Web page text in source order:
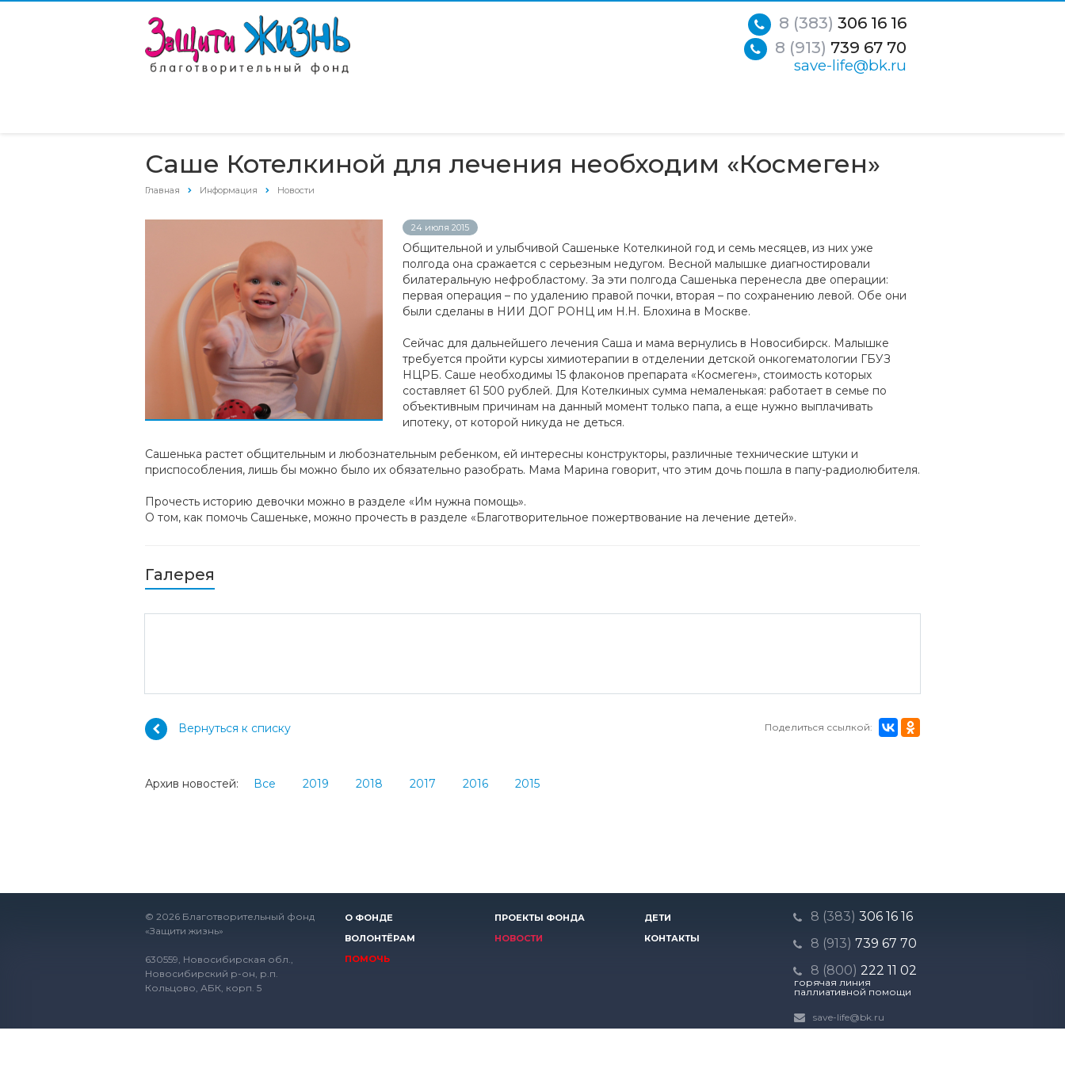
8 (383) 306 16 16
8 (913) 739 67 70
save-life@bk.ru
Саше Котелкиной для лечения необходим «Космеген»
Главная Информация Новости
24 июля 2015
Общительной и улыбчивой Сашеньке Котелкиной год и семь месяцев, из них уже
полгода она сражается с серьезным недугом. Весной малышке диагностировали
билатеральную нефробластому. За эти полгода Сашенька перенесла две операции:
первая операция – по удалению правой почки, вторая – по сохранению левой. Обе они
были сделаны в НИИ ДОГ РОНЦ им Н.Н. Блохина в Москве.
Сейчас для дальнейшего лечения Саша и мама вернулись в Новосибирск. Малышке
требуется пройти курсы химиотерапии в отделении детской онкогематологии ГБУЗ
НЦРБ. Саше необходимы 15 флаконов препарата «Космеген», стоимость которых
составляет 61 500 рублей. Для Котелкиных сумма немаленькая: работает в семье по
объективным причинам на данный момент только папа, а еще нужно выплачивать
ипотеку, от которой никуда не деться.
Сашенька растет общительным и любознательным ребенком, ей интересны конструкторы, различные технические штуки и
приспособления, лишь бы можно было их обязательно разобрать. Мама Марина говорит, что этим дочь пошла в папу-радиолюбителя.
Прочесть историю девочки можно в разделе «Им нужна помощь».
О том, как помочь Сашеньке, можно прочесть в разделе «Благотворительное пожертвование на лечение детей».
Галерея
Поделиться ссылкой:
Вернуться к списку
Архив новостей: Все 2019 2018 2017 2016 2015
© 2026 Благотворительный фонд
«Защити жизнь»
630559, Новосибирская обл.,
Новосибирский р-он, р.п.
Кольцово, АБК, корп. 5
О ФОНДЕ ПРОЕКТЫ ФОНДА
ДЕТИ
ВОЛОНТЁРАМ
НОВОСТИ
КОНТАКТЫ
ПОМОЧЬ
8 (383) 306 16 16
8 (913) 739 67 70
8 (800) 222 11 02
горячая линия
паллиативной помощи
save-life@bk.ru